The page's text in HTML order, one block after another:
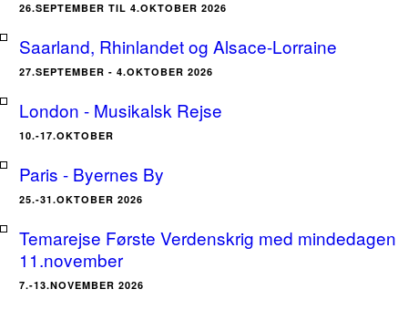
26.SEPTEMBER TIL 4.OKTOBER 2026
Saarland, Rhinlandet og Alsace-Lorraine
27.SEPTEMBER - 4.OKTOBER 2026
London - Musikalsk Rejse
10.-17.OKTOBER
Paris - Byernes By
25.-31.OKTOBER 2026
Temarejse Første Verdenskrig med mindedagen
11.november
7.-13.NOVEMBER 2026